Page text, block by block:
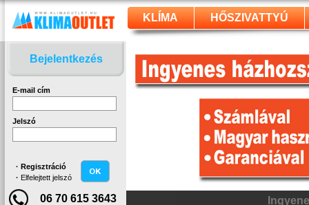
KLÍMA HŐSZIVATTYÚ
Bejelentkezés
E-mail cím
Jelszó
· Regisztráció
· Elfelejtett jelszó
06 70 615 3643